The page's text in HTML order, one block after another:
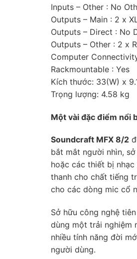
Inputs – Other : No
Outputs – Main : 2 x
Outputs – Direct : No
Outputs – Other : 2 x
Computer
Rackmountable : Yes
Kích thước: 33(W) x
Trọng lượng: 4.58 kg
Một vài đặc điểm nổi
Soundcraft MFX 8/2
bắt mắt người nhìn,
hoặc các thiết bị
thanh cho chất tiếng
cho các dòng mic cổ
Sở hữu công nghệ
dùng một trải nghiệm
nhiều tính năng đời
người dùng.